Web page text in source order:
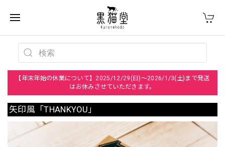
【年末年始の休業について】2025/12/29(日)～2026/1/3(土)まで発送
はお休みさせていただきます。
矢印風「THANKYOU」